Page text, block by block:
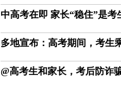
中高考在即 家长“稳住”是考
多地宣布：高考期间，考生
@高考生和家长，考后防诈